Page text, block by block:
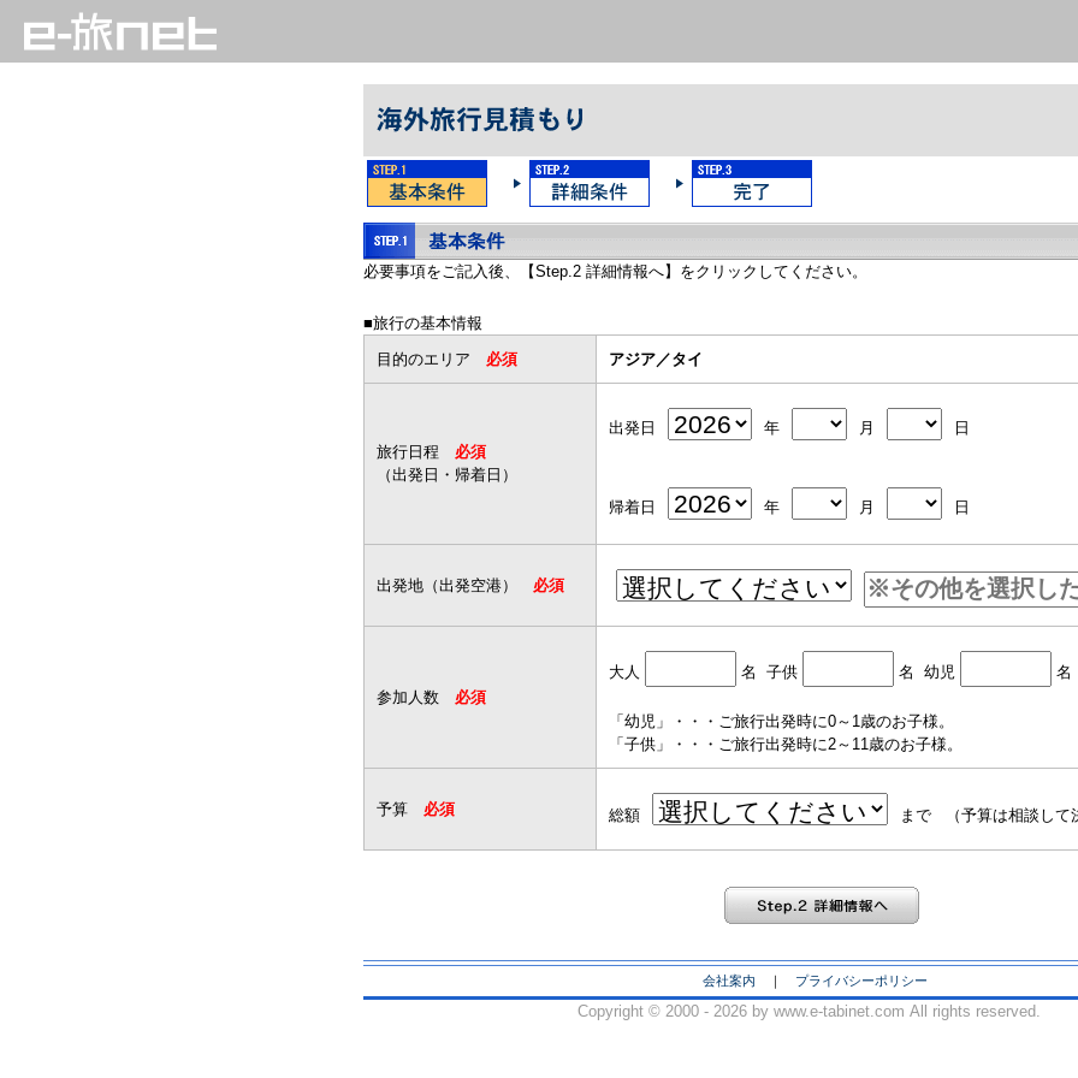
必要事項をご記入後、【Step.2 詳細情報へ】をクリックしてください。
■旅行の基本情報
目的のエリア 必須 アジア／タイ
旅行日程 必須
（出発日・帰着日）
出発日 年 月 日
帰着日 年 月 日
出発地（出発空港） 必須
参加人数 必須
大人 名 子供 名 幼児 名
「幼児」・・・ご旅行出発時に0～1歳のお子様。
「子供」・・・ご旅行出発時に2～11歳のお子様。
予算 必須 総額 まで （予算は相談して
会社案内 ｜ プライバシーポリシー
Copyright © 2000 - 2026 by www.e-tabinet.com All rights reserved.